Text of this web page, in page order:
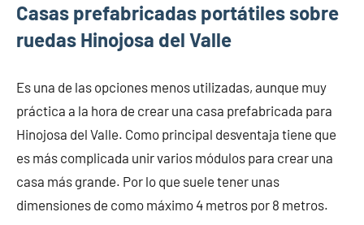
Casas prefabricadas portátiles sobre
ruedas Hinojosa del Valle
Es una de las opciones menos utilizadas, aunque muy
práctica a la hora de crear una casa prefabricada para
Hinojosa del Valle. Como principal desventaja tiene que
es más complicada unir varios módulos para crear una
casa más grande. Por lo que suele tener unas
dimensiones de como máximo 4 metros por 8 metros.